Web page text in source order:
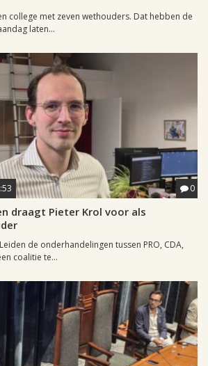
college met zeven wethouders. Dat hebben de
laten...
0
draagt Pieter Krol voor als
de onderhandelingen tussen PRO, CDA,
coalitie te...